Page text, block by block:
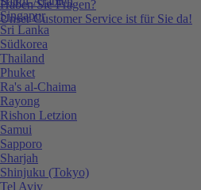
Haben Sie Fragen?
Unser Customer Service ist für Sie da!
Singapur
Sri Lanka
Südkorea
Thailand
Phuket
Ra's al-Chaima
Rayong
Rishon Letzion
Samui
Sapporo
Sharjah
Shinjuku (Tokyo)
Tel Aviv